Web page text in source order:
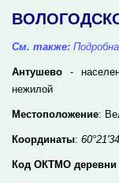
См. также:
Антушево -
нежилой
Местоположение:
Координаты:
Код ОКТМО деревни